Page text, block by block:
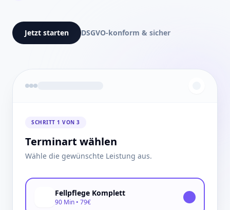
SCHRITT 1 VON 3
Terminart wählen
Wähle die gewünschte Leistung aus.
Fellpflege Komplett
90 Min • 79€
Jetzt starten DSGVO-konform & sicher